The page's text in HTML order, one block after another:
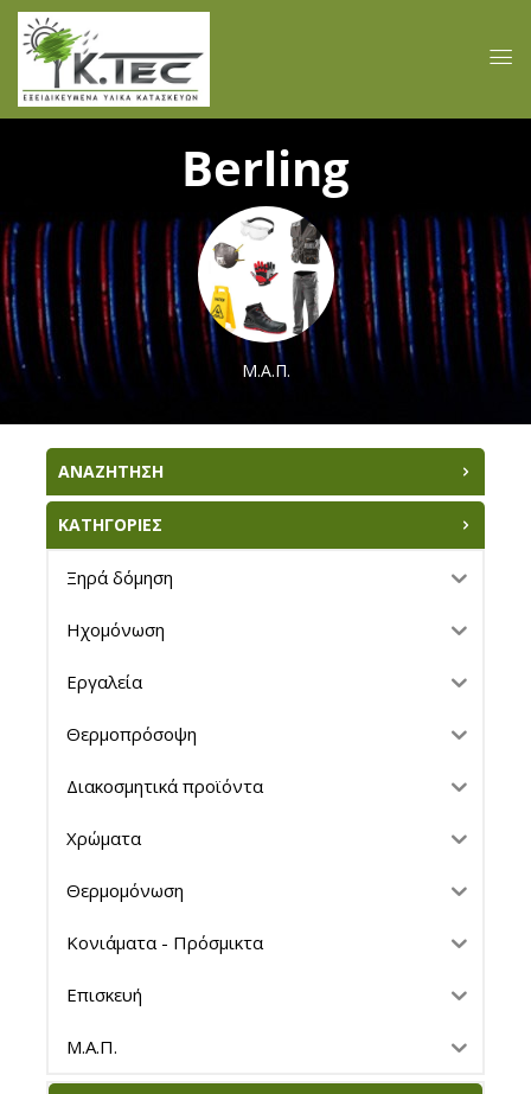
Berling
Μ.Α.Π.
ΑΝΑΖΗΤΗΣΗ
ΚΑΤΗΓΟΡΙΕΣ
Ξηρά δόμηση
Ηχομόνωση
Εργαλεία
Θερμοπρόσοψη
Διακοσμητικά προϊόντα
Χρώματα
Θερμομόνωση
Κονιάματα - Πρόσμικτα
Επισκευή
Μ.Α.Π.